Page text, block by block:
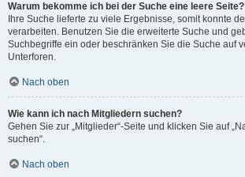
Warum bekomme ich bei der Suche eine leere Seite?
Ihre Suche lieferte zu viele Ergebnisse, somit konnte
verarbeiten. Benutzen Sie die erweiterte Suche und
Suchbegriffe ein oder beschränken Sie die Suche auf
Unterforen.
Nach oben
Wie kann ich nach Mitgliedern suchen?
Gehen Sie zur „Mitglieder“-Seite und klicken Sie auf
suchen“.
Nach oben